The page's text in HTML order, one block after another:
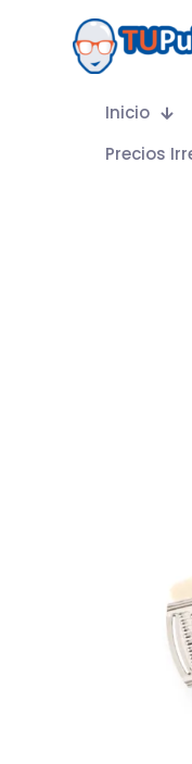
Inicio
Precios